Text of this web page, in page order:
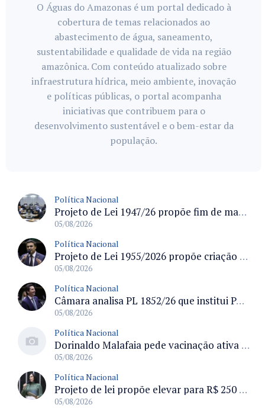
O Águas do Amazonas é um portal dedicado à
cobertura de temas relacionados ao
abastecimento de água, saneamento,
sustentabilidade e qualidade de vida na região
amazônica. Com conteúdo atualizado sobre
infraestrutura hídrica, meio ambiente, inovação
e políticas públicas, o portal acompanha
iniciativas que contribuem para o
desenvolvimento sustentável e o bem-estar da
população.
Política Nacional
Projeto de Lei 1947/26 propõe fim de margens para cartão de crédito e consignado do INSS
05/08/2026
Política Nacional
Projeto de Lei 1955/2026 propõe criação de geração livre de fumo ao restringir venda de vapes a nascidos desde 1º de janeiro de 2009
05/08/2026
Política Nacional
Câmara analisa PL 1852/26 que institui Política Nacional de Gestão de Desempenho e Eficiência para servidores públicos
05/08/2026
Política Nacional
Dorinaldo Malafaia pede vacinação ativa ao Ministério da Saúde para reverter queda na cobertura vacinal no Brasil
05/08/2026
Política Nacional
Projeto de lei propõe elevar para R$ 250 mil limite de isenção do IPI para pessoas com deficiência e autismo
05/08/2026